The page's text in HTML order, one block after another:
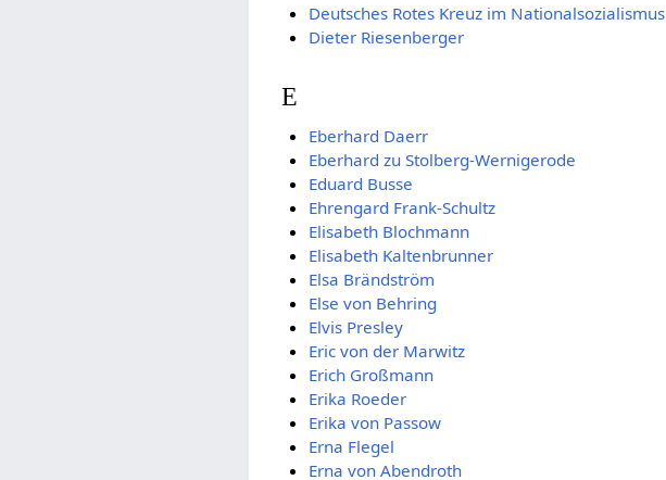
Deutsches Rotes Kreuz im Nationalsozialismus
Dieter Riesenberger
E
Eberhard Daerr
Eberhard zu Stolberg-Wernigerode
Eduard Busse
Ehrengard Frank-Schultz
Elisabeth Blochmann
Elisabeth Kaltenbrunner
Elsa Brändström
Else von Behring
Elvis Presley
Eric von der Marwitz
Erich Großmann
Erika Roeder
Erika von Pas­sow
Erna Flegel
Erna von Abendroth